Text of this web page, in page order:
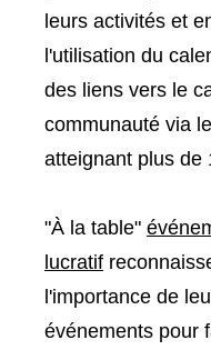
leurs activités et
l'utilisation du
des liens vers le
communauté via
atteignant plus de
"À la table"
lucratif
l'importance de
événements pour